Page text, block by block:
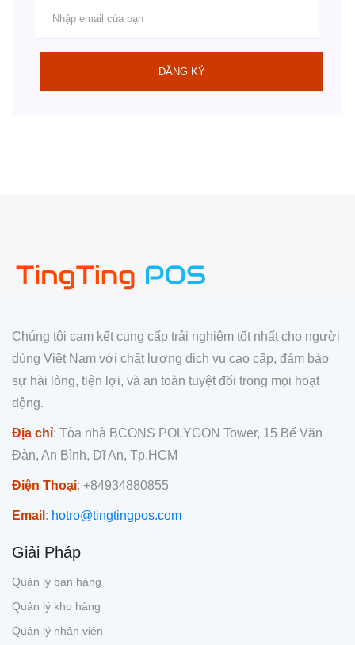
ĐĂNG KÝ
Chúng tôi cam kết cung cấp trải nghiệm tốt nhất cho người
dùng Việt Nam với chất lượng dịch vụ cao cấp, đảm bảo
sự hài lòng, tiện lợi, và an toàn tuyệt đối trong mọi hoạt
động.
Địa chỉ: Tòa nhà BCONS POLYGON Tower, 15 Bế Văn
Đàn, An Bình, Dĩ An, Tp.HCM
Điện Thoại: +84934880855
Email : hotro@tingtingpos.com
Giải Pháp
Quản lý bán hàng
Quản lý kho hàng
Quản lý nhân viên